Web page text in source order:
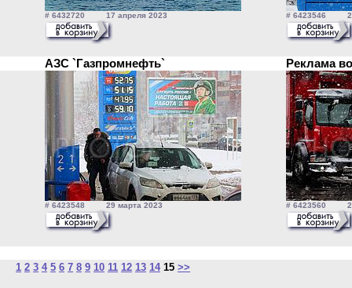
# 6432720 17 апреля 2023 # 6423546 29
АЗС `Газпромнефть` Реклама
# 6423548 29 марта 2023 # 6423560 29
1 2 3 4 5 6 7 8 9 10 11 12 13 14 15 >>